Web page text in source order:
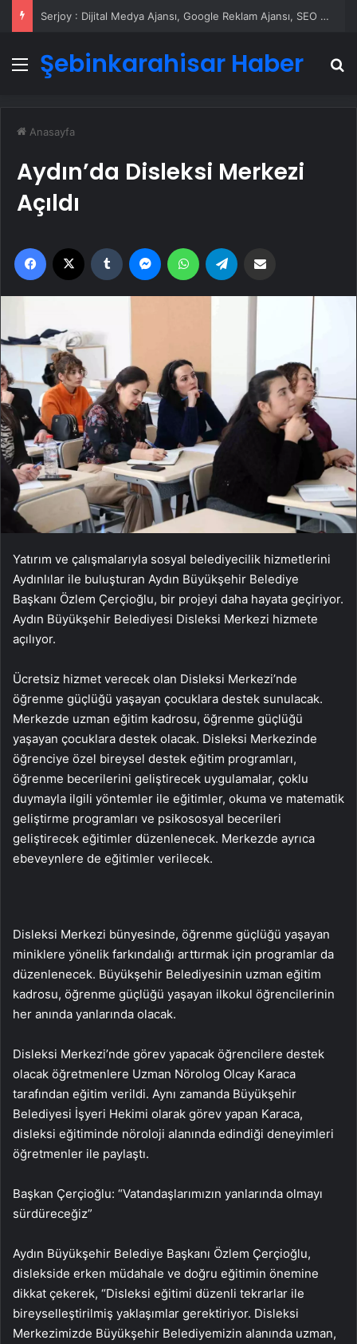
Serjoy : Dijital Medya Ajansı, Google Reklam Ajansı, SEO Ajansı ve Web Tasarım Ajansı
Menü
Şebinkarahisar Haber
Anasayfa
Aydın’da Disleksi Merkezi
Açıldı
Facebook Tumblr MessengerWhatsApp
Yatırım ve çalışmalarıyla sosyal belediyecilik hizmetlerini
Aydınlılar ile buluşturan Aydın Büyükşehir Belediye
Başkanı Özlem Çerçioğlu, bir projeyi daha hayata geçiriyor.
Aydın Büyükşehir Belediyesi Disleksi Merkezi hizmete
açılıyor.
Ücretsiz hizmet verecek olan Disleksi Merkezi’nde
öğrenme güçlüğü yaşayan çocuklara destek sunulacak.
Merkezde uzman eğitim kadrosu, öğrenme güçlüğü
yaşayan çocuklara destek olacak. Disleksi Merkezinde
öğrenciye özel bireysel destek eğitim programları,
öğrenme becerilerini geliştirecek uygulamalar, çoklu
duymayla ilgili yöntemler ile eğitimler, okuma ve matematik
geliştirme programları ve psikososyal becerileri
geliştirecek eğitimler düzenlenecek. Merkezde ayrıca
ebeveynlere de eğitimler verilecek.
Disleksi Merkezi bünyesinde, öğrenme güçlüğü yaşayan
miniklere yönelik farkındalığı arttırmak için programlar da
düzenlenecek. Büyükşehir Belediyesinin uzman eğitim
kadrosu, öğrenme güçlüğü yaşayan ilkokul öğrencilerinin
her anında yanlarında olacak.
Disleksi Merkezi’nde görev yapacak öğrencilere destek
olacak öğretmenlere Uzman Nörolog Olcay Karaca
tarafından eğitim verildi. Aynı zamanda Büyükşehir
Belediyesi İşyeri Hekimi olarak görev yapan Karaca,
disleksi eğitiminde nöroloji alanında edindiği deneyimleri
öğretmenler ile paylaştı.
Başkan Çerçioğlu: “Vatandaşlarımızın yanlarında olmayı
sürdüreceğiz”
Aydın Büyükşehir Belediye Başkanı Özlem Çerçioğlu,
dislekside erken müdahale ve doğru eğitimin önemine
dikkat çekerek, “Disleksi eğitimi düzenli tekrarlar ile
bireyselleştirilmiş yaklaşımlar gerektiriyor. Disleksi
Merkezimizde Büyükşehir Belediyemizin alanında uzman,